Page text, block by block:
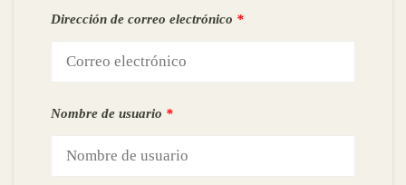
Dirección de correo electrónico *
Nombre de usuario *